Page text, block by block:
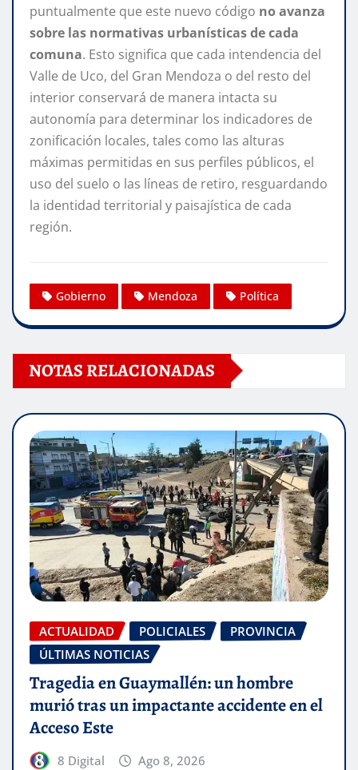
puntualmente que este nuevo código no avanza
sobre las normativas urbanísticas de cada
comuna. Esto significa que cada intendencia del
Valle de Uco, del Gran Mendoza o del resto del
interior conservará de manera intacta su
autonomía para determinar los indicadores de
zonificación locales, tales como las alturas
máximas permitidas en sus perfiles públicos, el
uso del suelo o las líneas de retiro, resguardando
la identidad territorial y paisajística de cada
región.
Gobierno Mendoza Política
NOTAS RELACIONADAS
ACTUALIDAD POLICIALES
PROVINCIA
ÚLTIMAS NOTICIAS
Tragedia en Guaymallén: un hombre
murió tras un impactante accidente en el
Acceso Este
8 Digital Ago 8, 2026